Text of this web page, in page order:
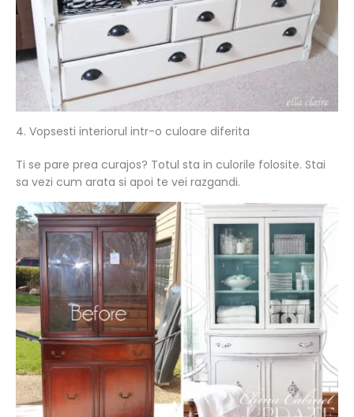
4. Vopsesti interiorul intr-o culoare diferita
Ti se pare prea curajos? Totul sta in culorile folosite. Stai
sa vezi cum arata si apoi te vei razgandi.